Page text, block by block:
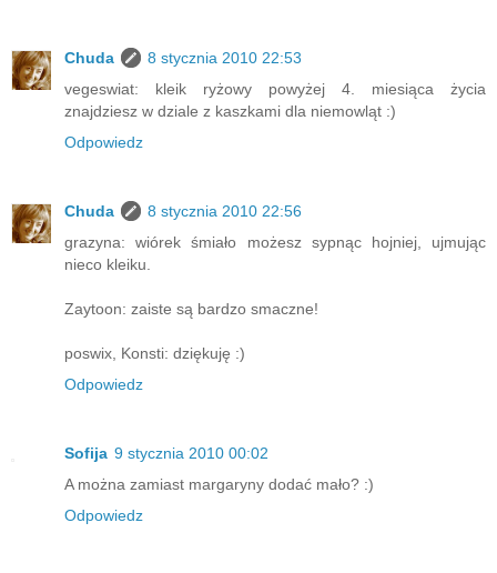
Chuda
8 stycznia 2010 22:53
vegeswiat: kleik ryżowy powyżej 4. miesiąca życia
znajdziesz w dziale z kaszkami dla niemowląt :)
Odpowiedz
Chuda
8 stycznia 2010 22:56
grazyna: wiórek śmiało możesz sypnąc hojniej, ujmując
nieco kleiku.
Zaytoon: zaiste są bardzo smaczne!
poswix, Konsti: dziękuję :)
Odpowiedz
Sofija 9 stycznia 2010 00:02
A można zamiast margaryny dodać mało? :)
Odpowiedz